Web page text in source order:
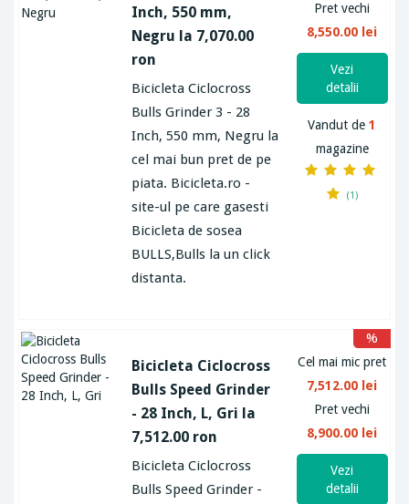
Inch, 550 mm,
Negru la 7,070.00
ron
Bicicleta Ciclocross
Bulls Grinder 3 - 28
Inch, 550 mm, Negru la
cel mai bun pret de pe
piata. Bicicleta.ro -
site-ul pe care gasesti
Bicicleta de sosea
BULLS,Bulls la un click
distanta.
Pret vechi
8,550.00 lei
Vezi
detalii
Vandut de1
magazine
(1)
Bicicleta Ciclocross
Bulls Speed Grinder
- 28 Inch, L, Gri la
7,512.00 ron
Bicicleta Ciclocross
Bulls Speed Grinder -
Cel mai mic pret
7,512.00 lei
Pret vechi
8,900.00 lei
%
Vezi
detalii